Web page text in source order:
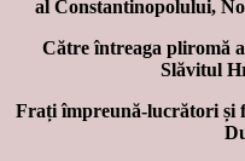
al Constantinopolului,
Către întreaga pliromă
Slăvitul
Frați împreună-lucrători și